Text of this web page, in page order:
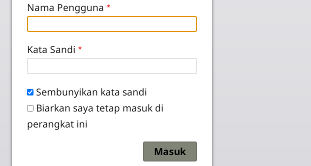
Nama Pengguna
Kata Sandi
Sembunyikan kata sandi
Biarkan saya tetap masuk di
perangkat ini